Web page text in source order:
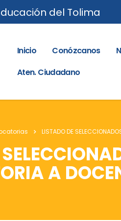
del Tolima
Inicio Conózcanos
Aten. Ciudadano
LISTADO DE
A